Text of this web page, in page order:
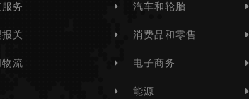
务
关
流
汽车和轮胎
消费品和零售
电子商务
能源